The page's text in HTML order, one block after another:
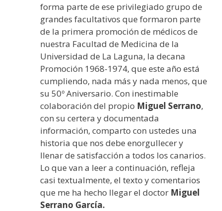
forma parte de ese privilegiado grupo de
grandes facultativos que formaron parte
de la primera promoción de médicos de
nuestra Facultad de Medicina de la
Universidad de La Laguna, la decana
Promoción 1968-1974, que este año está
cumpliendo, nada más y nada menos, que
su 50º Aniversario. Con inestimable
colaboración del propio Miguel Serrano,
con su certera y documentada
información, comparto con ustedes una
historia que nos debe enorgullecer y
llenar de satisfacción a todos los canarios.
Lo que van a leer a continuación, refleja
casi textualmente, el texto y comentarios
que me ha hecho llegar el doctor Miguel
Serrano García.